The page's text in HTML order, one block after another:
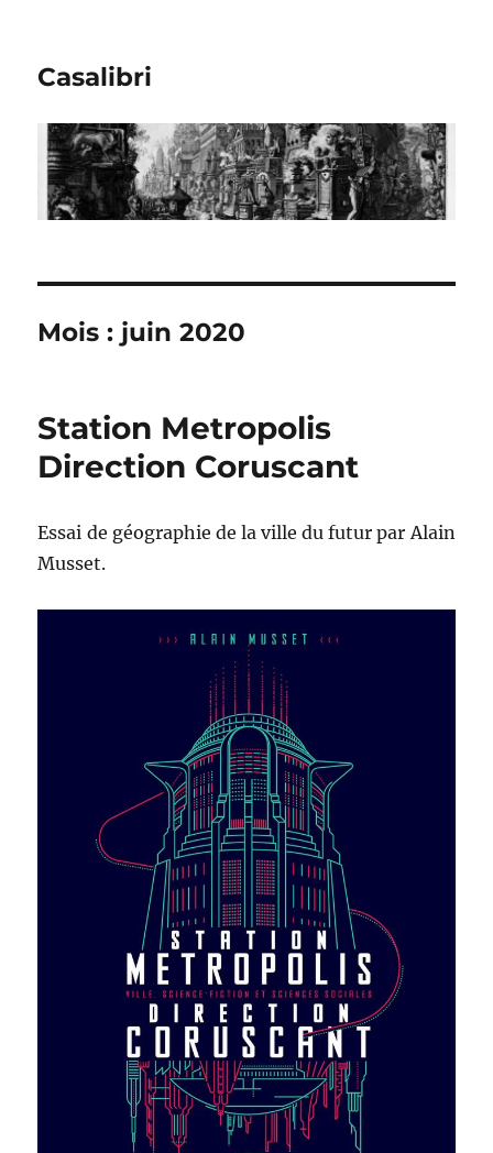
Casalibri
Mois : juin 2020
Station Metropolis
Direction Coruscant
Essai de géographie de la ville du futur par Alain
Musset.